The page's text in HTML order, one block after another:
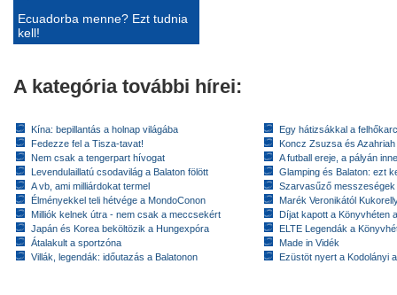
Ecuadorba menne? Ezt tudnia
kell!
A kategória további hírei:
Kína: bepillantás a holnap világába
Fedezze fel a Tisza-tavat!
Nem csak a tengerpart hívogat
Levendulaillatú csodavilág a Balaton fölött
A vb, ami milliárdokat termel
Élményekkel teli hétvége a MondoConon
Milliók kelnek útra - nem csak a meccsekért
Japán és Korea beköltözik a Hungexpóra
Átalakult a sportzóna
Villák, legendák: időutazás a Balatonon
Egy hátizsákkal a
Koncz Zsuzsa és
A futball ereje, a pályán
Glamping és Balaton: ezt
Szarvasűző messzeségek
Marék Veronikától
Díjat kapott a Könyvhéten
ELTE Legendák a
Made in Vidék
Ezüstöt nyert a Kodolányi